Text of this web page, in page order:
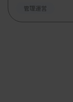
管理運営